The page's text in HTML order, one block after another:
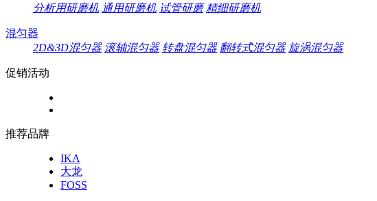
分析用研磨机 通用研磨机 试管研磨 精细研磨机
混匀器
2D&3D混匀器 滚轴混匀器 转盘混匀器 翻转式混匀器 旋涡混匀器
促销活动
推荐品牌
IKA
大龙
FOSS